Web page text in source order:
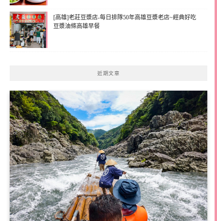
[高雄]老莊豆漿店-每日排隊50年高雄豆漿老店~經典好吃
豆漿油條高雄早餐
近期文章